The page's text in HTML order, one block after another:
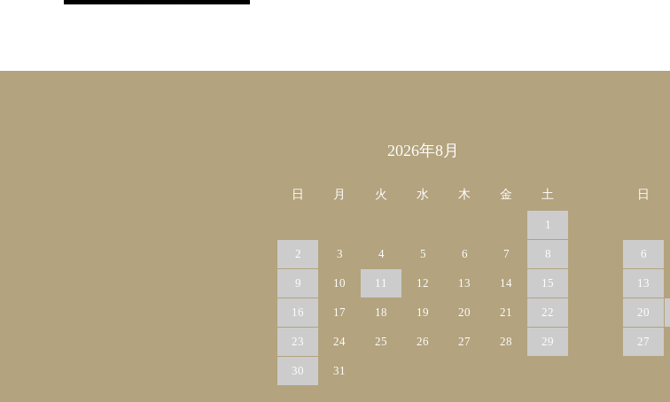
2026年8月
日 月 火 水 木 金 土
1
2 3 4 5 6 7 8
9 10 11 12 13 14 15
16 17 18 19 20 21 22
23 24 25 26 27 28 29
30 31
日
6
13
20
27